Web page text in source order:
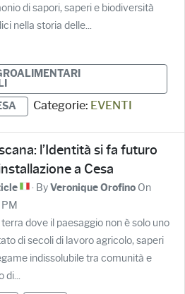
di sapori, saperi e biodiversità
nella storia delle...
Categorie: EVENTI
l’Identità si fa futuro
a Cesa
· ByVeronique Orofino On
dove il paesaggio non è solo uno
di secoli di lavoro agricolo, saperi
indissolubile tra comunità e
di...